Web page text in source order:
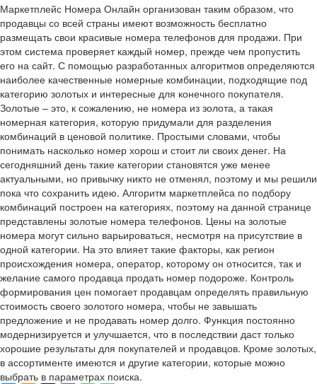
Маркетплейс Номера Онлайн организован таким образом, что
продавцы со всей страны имеют возможность бесплатно
размещать свои красивые номера телефонов для продажи. При
этом система проверяет каждый номер, прежде чем пропустить
его на сайт. С помощью разработанных алгоритмов определяются
наиболее качественные номерные комбинации, подходящие под
категорию золотых и интересные для конечного покупателя.
Золотые – это, к сожалению, не номера из золота, а такая
номерная категория, которую придумали для разделения
комбинаций в ценовой политике. Простыми словами, чтобы
понимать насколько номер хорош и стоит ли своих денег. На
сегодняшний день такие категории становятся уже менее
актуальными, но привычку никто не отменял, поэтому и мы решили
пока что сохранить идею. Алгоритм маркетплейса по подбору
комбинаций построен на категориях, поэтому на данной странице
представлены золотые номера телефонов. Цены на золотые
номера могут сильно варьироваться, несмотря на присутствие в
одной категории. На это влияет такие факторы, как регион
происхождения номера, оператор, которому он относится, так и
желание самого продавца продать номер подороже. Контроль
формирования цен помогает продавцам определять правильную
стоимость своего золотого номера, чтобы не завышать
предложение и не продавать номер долго. Функция постоянно
модернизируется и улучшается, что в последствии даст только
хорошие результаты для покупателей и продавцов. Кроме золотых,
в ассортименте имеются и другие категории, которые можно
выбрать в параметрах поиска.